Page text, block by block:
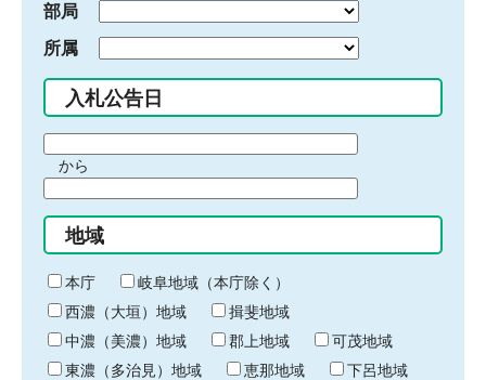
部局
所属
入札公告日
間
始
り
から
間
終
わ
り
地域
本庁
岐阜地域（本庁除く）
西濃（大垣）地域
揖斐地域
中濃（美濃）地域
郡上地域
可茂地域
東濃（多治見）地域
恵那地域
下呂地域